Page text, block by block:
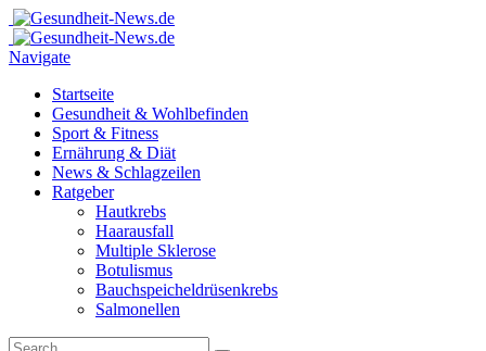
Navigate
Startseite
Gesundheit & Wohlbefinden
Sport & Fitness
Ernährung & Diät
News & Schlagzeilen
Ratgeber
Hautkrebs
Haarausfall
Multiple Sklerose
Botulismus
Bauchspeicheldrüsenkrebs
Salmonellen